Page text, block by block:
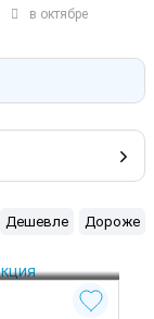
в октябре
Дешевле Дороже